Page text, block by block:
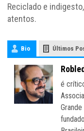
Reciclado e
atentos.
Bio Últimos
é